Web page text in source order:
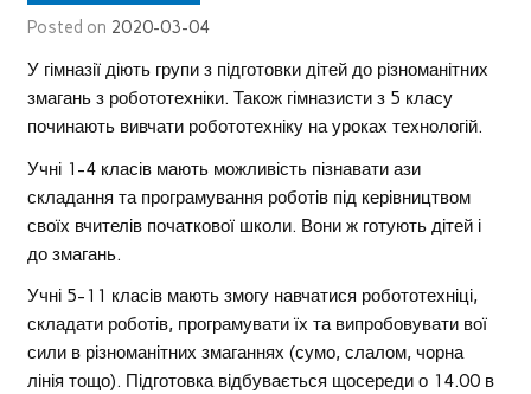
Posted on 2020-03-04
У гімназії діють групи з підготовки дітей до різноманітних
змагань з робототехніки. Також гімназисти з 5 класу
починають вивчати робототехніку на уроках технологій.
Учні 1-4 класів мають можливість пізнавати ази
складання та програмування роботів під керівництвом
своїх вчителів початкової школи. Вони ж готують дітей і
до змагань.
Учні 5-11 класів мають змогу навчатися робототехніці,
складати роботів, програмувати їх та випробовувати вої
сили в різноманітних змаганнях (сумо, слалом, чорна
лінія тощо). Підготовка відбувається щосереди о 14.00 в